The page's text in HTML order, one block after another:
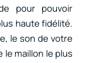
pour pouvoir
haute fidélité.
le son de votre
le maillon le plus